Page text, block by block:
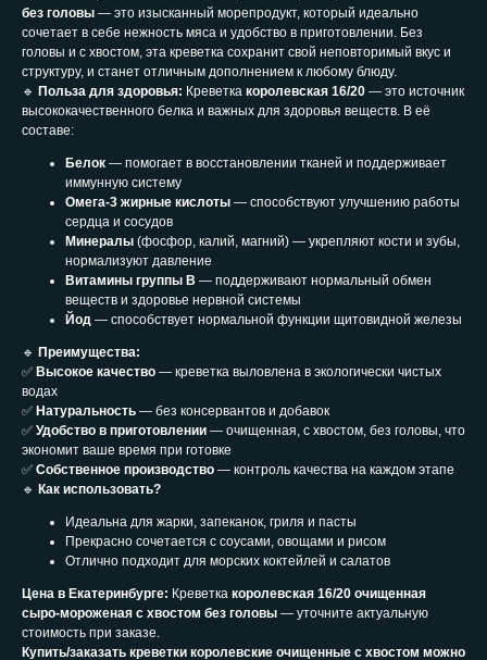
без головы — это изысканный морепродукт, который идеально
сочетает в себе нежность мяса и удобство в приготовлении. Без
головы и с хвостом, эта креветка сохранит свой неповторимый вкус и
структуру, и станет отличным дополнением к любому блюду.
🔹 Польза для здоровья: Креветка королевская 16/20 — это источник
высококачественного белка и важных для здоровья веществ. В её
составе:
Белок — помогает в восстановлении тканей и поддерживает
иммунную систему
Омега-3 жирные кислоты — способствуют улучшению работы
сердца и сосудов
Минералы (фосфор, калий, магний) — укрепляют кости и зубы,
нормализуют давление
Витамины группы B — поддерживают нормальный обмен
веществ и здоровье нервной системы
Йод — способствует нормальной функции щитовидной железы
🔹 Преимущества:
✅ Высокое качество — креветка выловлена в экологически чистых
водах
✅ Натуральность — без консервантов и добавок
✅ Удобство в приготовлении — очищенная, с хвостом, без головы, что
экономит ваше время при готовке
✅ Собственное производство — контроль качества на каждом этапе
🔹 Как использовать?
Идеальна для жарки, запеканок, гриля и пасты
Прекрасно сочетается с соусами, овощами и рисом
Отлично подходит для морских коктейлей и салатов
Цена в Екатеринбурге: Креветка королевская 16/20 очищенная
сыро-мороженая с хвостом без головы — уточните актуальную
стоимость при заказе.
Купить/заказать креветки королевские очищенные с хвостом можно